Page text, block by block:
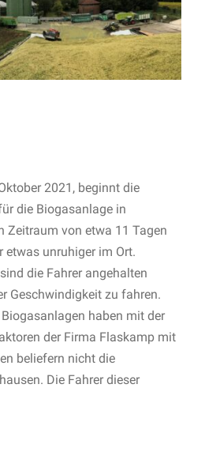
2021, beginnt die
die Biogasanlage in
Zeitraum von etwa 11 Tagen
etwas unruhiger im Ort.
die Fahrer angehalten
Geschwindigkeit zu fahren.
haben mit der
der Firma Flaskamp mit
beliefern nicht die
Die Fahrer dieser